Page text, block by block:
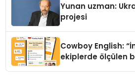
Yunan uzman:
projesi
Cowboy English:
ekiplerde ölçülen